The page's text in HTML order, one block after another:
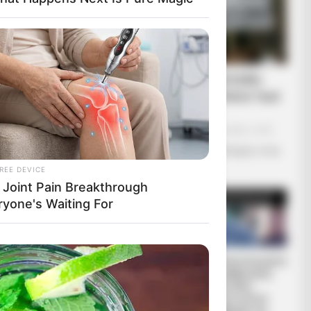
τρέχει
Υγειονομικοί: Επιστολή-
κόλαφος στην επέτειο των
αναστολών..
Παρασκευή, 2 Σεπτεμβρίου 2022, 15:39
Υγειονομικοί: Επιστολή-κόλαφος στην
REINER FUELLMICH
ΓΙΑ ΤΗΝ
ΝΥΡΕΜΒΕΡΓΗ 2:
«ΣΕ 2 ΕΩΣ 3
DEVICE
Pain Breakthrough
Waiting For